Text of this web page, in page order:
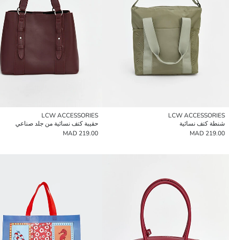
LCW ACCESSORIES
شنطة كتف نسائية
219.00 MAD
LCW ACCESSORIES
حقيبة كتف نسائية من جلد صناعي
219.00 MAD